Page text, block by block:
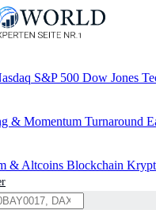
S&P 500 Dow Jones
& Momentum Turnaround
& Altcoins Blockchain